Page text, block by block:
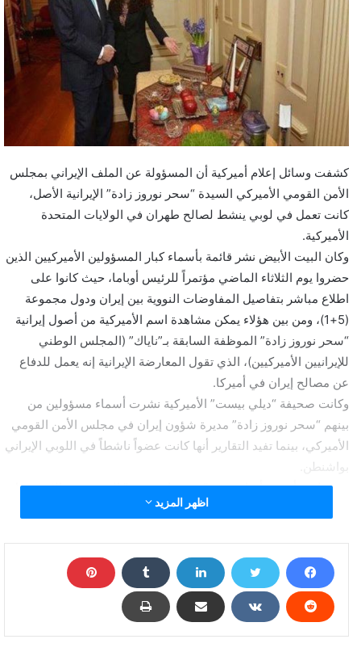
كشفت وسائل إعلام أميركية أن المسؤولة عن الملف الإيراني بمجلس
الأمن القومي الأميركي السيدة “سحر نوروز زادة” الإيرانية الأصل،
كانت تعمل في لوبي ينشط لصالح طهران في الولايات المتحدة
الأميركية.
وكان البيت الأبيض نشر قائمة بأسماء كبار المسؤولين الأميركيين الذين
حضروا يوم الثلاثاء الماضي مؤتمراً للرئيس أوباما، حيث كانوا على
اطلاع مباشر بتفاصيل المفاوضات النووية بين إيران ودول مجموعة
(5+1)، ومن بين هؤلاء يمكن مشاهدة اسم الأميركية من أصول إيرانية
“سحر نوروز زادة” الموظفة السابقة بـ”ناياك” (المجلس الوطني
للإيرانيين الأميركيين)، الذي تقول المعارضة الإيرانية إنه يعمل للدفاع
عن مصالح إيران في أميركا.
وكانت صحيفة “ديلي بيست” الأميركية نشرت أسماء مسؤولين من
بينهم “سحر نوروز زادة” مديرة شؤون إيران في مجلس الأمن القومي
الأميركي، بينما تفيد التقارير أنها كانت عضواً ناشطاً في اللوبي الإيراني
بواشنطن.
ومن ناحية أخرى، أشار موقع “بريت بارت نيوز” إلى عدة مقالات تحمل
توقيع مستشارة الأمن القومي الأميركي نشرت لفائدة “ناياك”، الذي
مستشارة عليا لـ أوباما عملت لحساب لوبي إيراني
اظهر المزيد